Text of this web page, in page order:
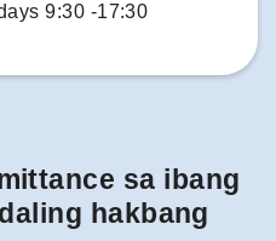
9:30 -17:30
sa ibang
hakbang